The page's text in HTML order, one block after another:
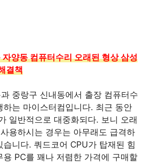
양동 컴퓨터수리 오래된 형상 삼성
결책
중랑구 신내동에서 출장 컴퓨터수
하는 마이스터컴입니다. 최근 동안
일반적으로 대중화되다. 보니 오래
용하시는 경우는 아무래도 급격하
습니다. 쿼드코어 CPU가 탑재된 힘
용 PC를 꽤나 저렴한 가격에 구매할